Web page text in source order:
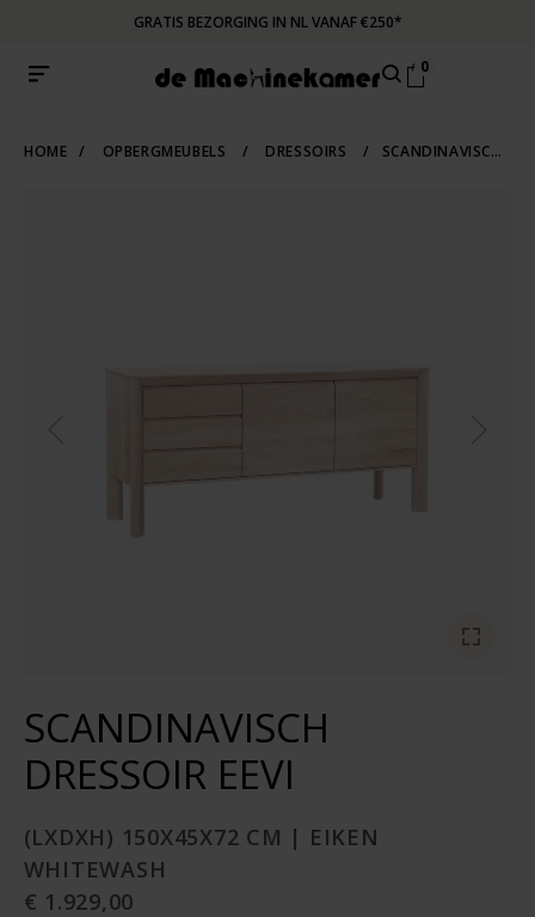
GRATIS BEZORGING IN NL VANAF €250*
0
HOME / OPBERGMEUBELS / DRESSOIRS / SCANDINAVISCH DRESSOIR EEVI
SCANDINAVISCH
DRESSOIR EEVI
(LXDXH) 150X45X72 CM | EIKEN
WHITEWASH
€ 1.929,00